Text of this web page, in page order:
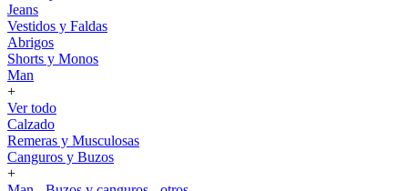
Jeans
Vestidos y Faldas
Abrigos
Shorts y Monos
Man
+
Ver todo
Calzado
Remeras y Musculosas
Canguros y Buzos
+